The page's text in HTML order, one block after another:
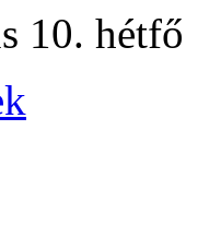
10. hétfő